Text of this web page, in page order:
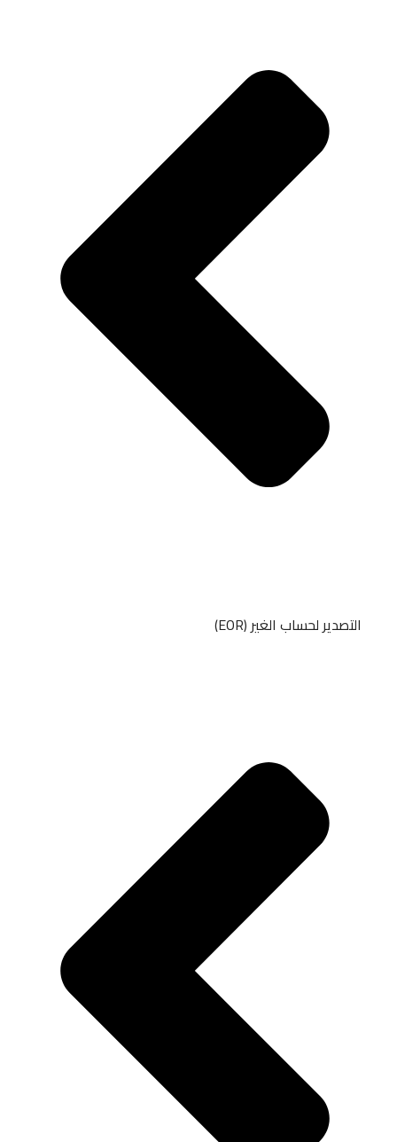
التصدير لحساب الغير (EOR)